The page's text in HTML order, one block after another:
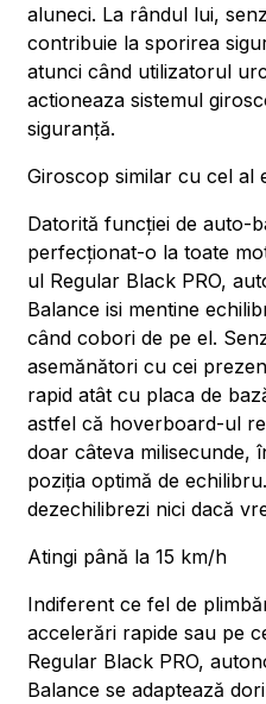
aluneci. La rândul lui,
contribuie la sporirea
atunci când utilizatorul
actioneaza sistemul
siguranță.
Giroscop similar cu cel al
Datorită funcției de auto-
perfecționat-o la toate
ul Regular Black PRO,
Balance isi mentine
când cobori de pe el.
asemănători cu cei
rapid atât cu placa de
astfel că hoverboard-ul
doar câteva milisecunde,
poziția optimă de
dezechilibrezi nici dacă
Atingi până la 15 km/h
Indiferent ce fel de
accelerări rapide sau pe
Regular Black PRO,
Balance se adaptează